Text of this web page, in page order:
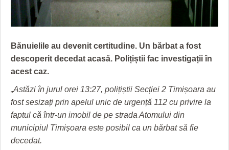
GRĂDINA TAICII DOMNULUI
ZIARISTU’ DE TERASĂ
CU OIŞTEA-N KIERKEGAARD
FINANŢĂRI DE LA A LA Z
PE SURSE
CRONICĂ DE FILM
UNDE MERGEM
FILME DOCUMENTARE
CLIPURI VIDEO
JOCURI ONLINE
ACCIDENTE
ANUNŢURI
INFO SI UTILE
CULTURA
INVATAMANT
JUSTITIE
FILME DOCUMENTARE
Bănuielile au devenit certitudine. Un bărbat a fost
descoperit decedat acasă. Polițiștii fac investigații în
acest caz.
„Astăzi în jurul orei 13:27, polițiștii Secției 2 Timișoara au
fost sesizați prin apelul unic de urgență 112 cu privire la
faptul că într-un imobil de pe strada Atomului din
municipiul Timișoara este posibil ca un bărbat să fie
decedat.